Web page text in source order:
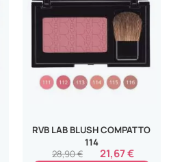
RVB LAB BLUSH COMPATTO
114
21,67 €
28,90 €